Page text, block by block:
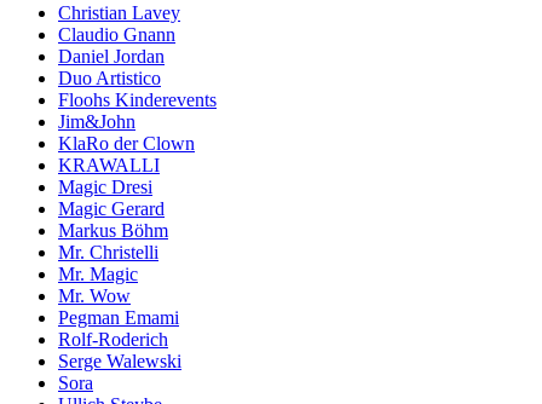
Christian Lavey
Claudio Gnann
Daniel Jordan
Duo Artistico
Floohs Kinderevents
Jim&John
KlaRo der Clown
KRAWALLI
Magic Dresi
Magic Gerard
Markus Böhm
Mr. Christelli
Mr. Magic
Mr. Wow
Pegman Emami
Rolf-Roderich
Serge Walewski
Sora